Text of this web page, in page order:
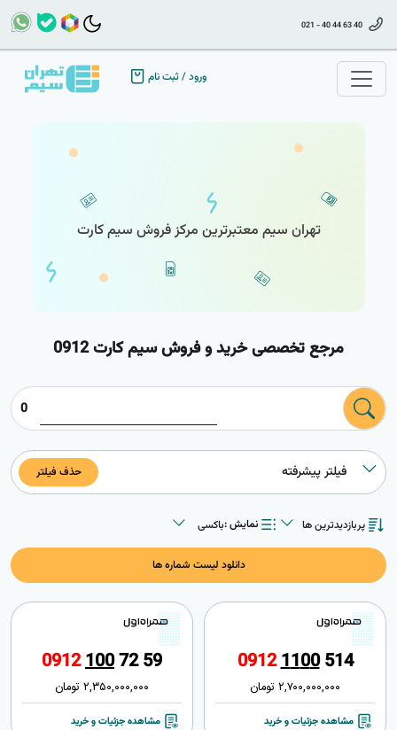
021 - 40 44 63 40
ورود/ثبت نام
تهران سیم معتبرترین مرکز فروش سیم کارت
مرجع تخصصی خرید و فروش سیم کارت 0912
0
فیلتر پیشرفته حذف فیلتر
پربازدیدترین ها
پربازدیدترین ها
ارزان‌ترین ها
نمایش :باکسی
باکسی
دانلود لیست شماره ها
09121100 514
2,700,000,000 تومان
مشاهده جزئیات و خرید
09121007259
2,350,000,000 تومان
مشاهده جزئیات و خرید